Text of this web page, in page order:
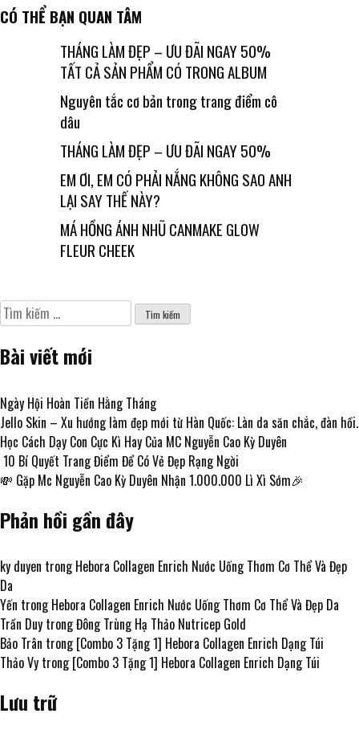
CÓ THỂ BẠN QUAN TÂM
THÁNG LÀM ĐẸP – ƯU ĐÃI NGAY 50%
TẤT CẢ SẢN PHẨM CÓ TRONG ALBUM
Nguyên tắc cơ bản trong trang điểm cô
dâu
THÁNG LÀM ĐẸP – ƯU ĐÃI NGAY 50%
EM ƠI, EM CÓ PHẢI NẮNG KHÔNG SAO ANH
LẠI SAY THẾ NÀY?
MÁ HỒNG ÁNH NHŨ CANMAKE GLOW
FLEUR CHEEK
Tìm
kiếm
cho:
Bài viết mới
Ngày Hội Hoàn Tiền Hằng Tháng
Jello Skin – Xu hướng làm đẹp mới từ Hàn Quốc: Làn da săn chắc, đàn hồi.
Học Cách Dạy Con Cực Kì Hay Của MC Nguyễn Cao Kỳ Duyên
10 Bí Quyết Trang Điểm Để Có Vẻ Đẹp Rạng Ngời
💸 Gặp Mc Nguyễn Cao Kỳ Duyên Nhận 1.000.000 Lì Xì Sớm🎉
Phản hồi gần đây
ky duyen trongHebora Collagen Enrich Nước Uống Thơm Cơ Thể Và Đẹp
Da
Yến trongHebora Collagen Enrich Nước Uống Thơm Cơ Thể Và Đẹp Da
Trần Duy trongĐông Trùng Hạ Thảo Nutricep Gold
Bảo Trân trong[Combo 3 Tặng 1] Hebora Collagen Enrich Dạng Túi
Thảo Vy trong[Combo 3 Tặng 1] Hebora Collagen Enrich Dạng Túi
Lưu trữ